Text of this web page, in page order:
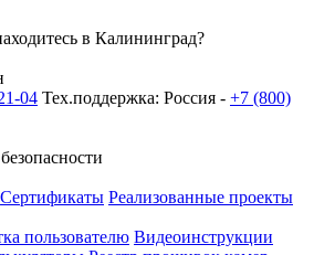
в Калининград?
04 Тех.поддержка: Россия - +7 (800)
Сертификаты Реализованные проекты
пользователю Видеоинструкции